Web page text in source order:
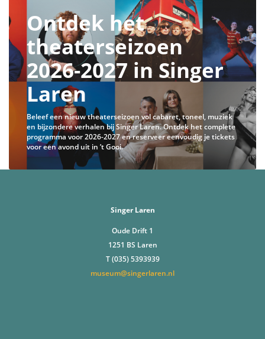
Ontdek het
theaterseizoen
2026-2027 in Singer
Laren
Beleef een nieuw theaterseizoen vol cabaret, toneel, muziek
en bijzondere verhalen bij Singer Laren. Ontdek het complete
programma voor 2026-2027 en reserveer eenvoudig je tickets
voor een avond uit in ’t Gooi.
Singer Laren
Oude Drift 1
1251 BS Laren
T (035) 5393939
museum@singerlaren.nl